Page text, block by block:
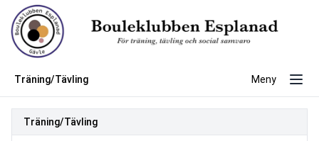
Träning/Tävling Meny
Träning/Tävling